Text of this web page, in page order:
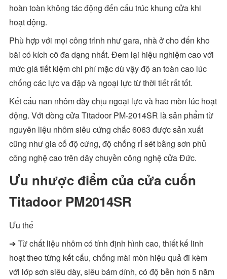
hoàn toàn không tác động đến cấu trúc khung cửa khi
hoạt động.
Phù hợp với mọi công trình như gara, nhà ở cho đến kho
bãi có kích cỡ đa dạng nhất. Đem lại hiệu nghiệm cao với
mức giá tiết kiệm chi phí mặc dù vậy độ an toàn cao lúc
chống các lực va đập và ngoại lực từ thời tiết rất tốt.
Kết cấu nan nhôm dày chịu ngoại lực và hao mòn lúc hoạt
động. Với dòng cửa Titadoor PM-2014SR là sản phẩm từ
nguyên liệu nhôm siêu cứng chắc 6063 được sản xuất
cũng như gia cố độ cứng, độ chống rỉ sét bằng sơn phủ
công nghệ cao trên dây chuyền công nghệ cửa Đức.
Ưu nhược điểm của cửa cuốn
Titadoor PM2014SR
Ưu thế
➔ Từ chất liệu nhôm có tính định hình cao, thiết kế linh
hoạt theo từng kết cấu, chống mài mòn hiệu quả đi kèm
với lớp sơn siêu dày, siêu bám dính, có độ bền hơn 5 năm